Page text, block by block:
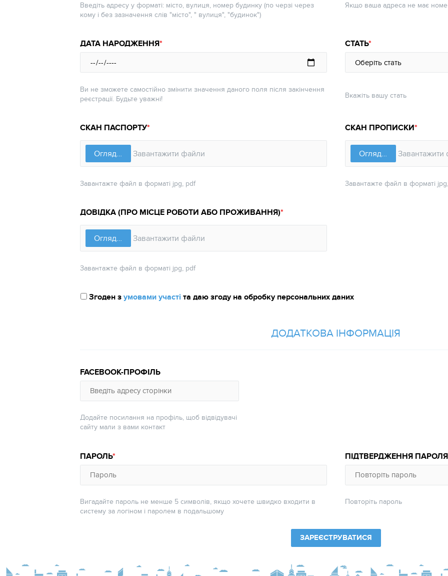
Введіть адресу у форматі: місто, вулиця, номер будинку (по черзі через
кому і без зазначення слів "місто", " вулиця", "будинок")
Якщо ваша адреса не має
ДАТА НАРОДЖЕННЯ
Ви не зможете самостійно змінити значення даного поля після закінчення
реєстрації. Будьте уважні!
СТАТЬ
Вкажіть вашу стать
СКАН ПАСПОРТУ
Завантажте файл в форматі jpg, pdf
СКАН ПРОПИСКИ
Завантажте файл в форматі
ДОВІДКА (ПРО МІСЦЕ РОБОТИ АБО ПРОЖИВАННЯ)
Завантажте файл в форматі jpg, pdf
Згоден зумовами участі та даю згоду на обробку персональних даних
ДОДАТКОВА ІНФОРМАЦІЯ
FACEBOOK-ПРОФІЛЬ
Додайте посилання на профіль, щоб відвідувачі
сайту мали з вами контакт
ПАРОЛЬ
Вигадайте пароль не менше 5 символів, якщо хочете швидко входити в
систему за логіном і паролем в подальшому
ПІДТВЕРДЖЕННЯ ПАРОЛЯ
Повторіть пароль
ЗАРЕЄСТРУВАТИСЯ